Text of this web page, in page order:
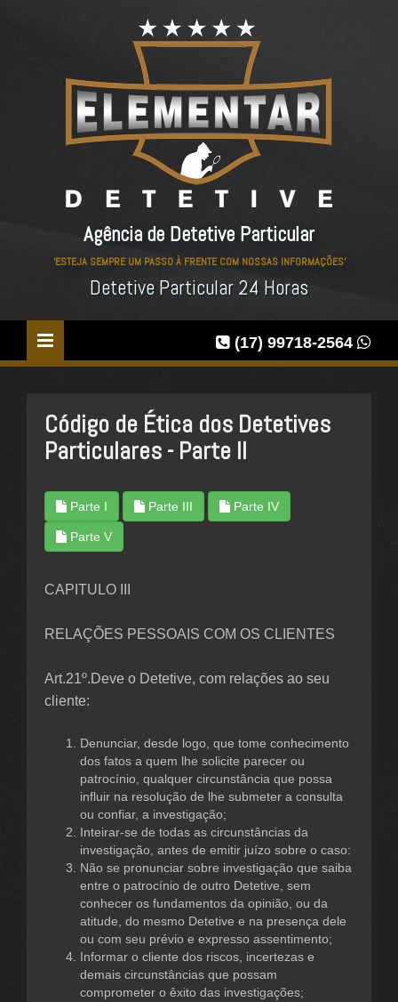
Agência de Detetive Particular
'ESTEJA SEMPRE UM PASSO À FRENTE COM NOSSAS INFORMAÇÕES'
Detetive Particular 24 Horas
(17) 99718-2564
Código de Ética dos Detetives
Particulares - Parte II
Parte I Parte III Parte IV
Parte V
CAPITULO III
RELAÇÕES PESSOAIS COM OS CLIENTES
Art.21º.Deve o Detetive, com relações ao seu
cliente:
Denunciar, desde logo, que tome conhecimento
dos fatos a quem lhe solicite parecer ou
patrocínio, qualquer circunstância que possa
influir na resolução de lhe submeter a consulta
ou confiar, a investigação;
Inteirar-se de todas as circunstâncias da
investigação, antes de emitir juízo sobre o caso:
Não se pronunciar sobre investigação que saiba
entre o patrocínio de outro Detetive, sem
conhecer os fundamentos da opinião, ou da
atitude, do mesmo Detetive e na presença dele
ou com seu prévio e expresso assentimento;
Informar o cliente dos riscos, incertezas e
demais circunstâncias que possam
comprometer o êxito das investigações;